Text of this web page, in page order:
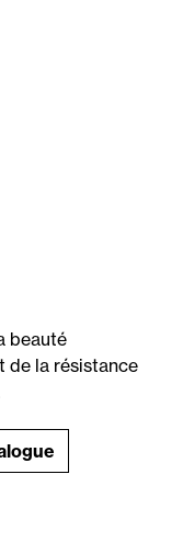
beauté
de la résistance